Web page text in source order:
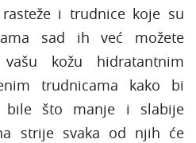
i trudnice koje su
sad ih već možete
kožu hidratantnim
trudnicama kako bi
bile što manje i slabije
strije svaka od njih će